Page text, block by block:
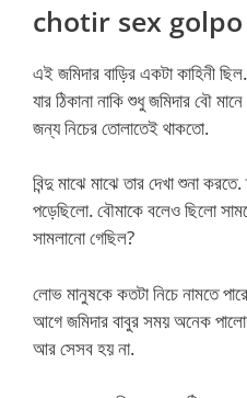
chotir sex golpo
এই জমিদার বাড়ির একটা কাহিনী
যার ঠিকানা নাকি শুধু জমিদার বৌ
জন্য নিচের তোলাতেই থাকতো.
বিন্দু মাঝে মাঝে তার দেখা শুনা
পড়েছিলো. বৌমাকে বলেও ছিলো
সামলানো গেছিল?
লোভ মানুষকে কতটা নিচে নামতে
আগে জমিদার বাবুর সময় অনেক
আর সেসব হয় না.